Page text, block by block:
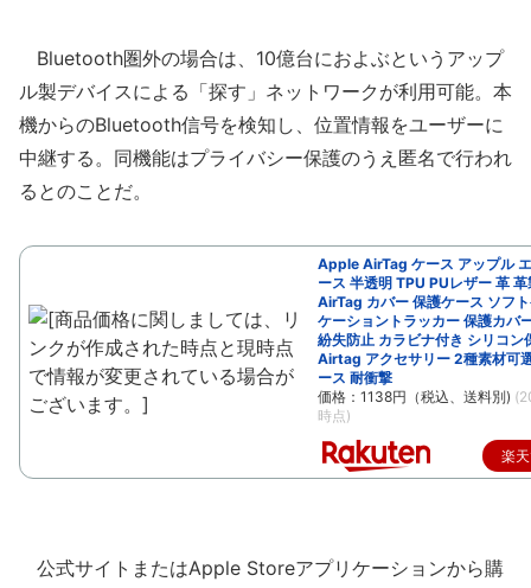
Bluetooth圏外の場合は、10億台におよぶというアップ
ル製デバイスによる「探す」ネットワークが利用可能。本
機からのBluetooth信号を検知し、位置情報をユーザーに
中継する。同機能はプライバシー保護のうえ匿名で行われ
るとのことだ。
Apple AirTag ケース アップル
ース 半透明 TPU PUレザー 革
AirTag カバー 保護ケース ソフ
ケーショントラッカー 保護カバ
紛失防止 カラビナ付き シリコン
Airtag アクセサリー 2種素材可
ース 耐衝撃
価格：1138円（税込、送料別)
時点)
楽
公式サイトまたはApple Storeアプリケーションから購